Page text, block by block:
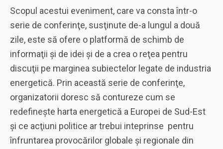
Scopul acestui eveniment, care va consta într-o
serie de conferinţe, susţinute de-a lungul a două
zile, este să ofere o platformă de schimb de
informaţii şi de idei şi de a crea o reţea pentru
discuţii pe marginea subiectelor legate de industria
energetică. Prin această serie de conferinţe,
organizatorii doresc să contureze cum se
redefineşte harta energetică a Europei de Sud-Est
şi ce acţiuni politice ar trebui inteprinse pentru
înfruntarea provocărilor globale şi regionale din